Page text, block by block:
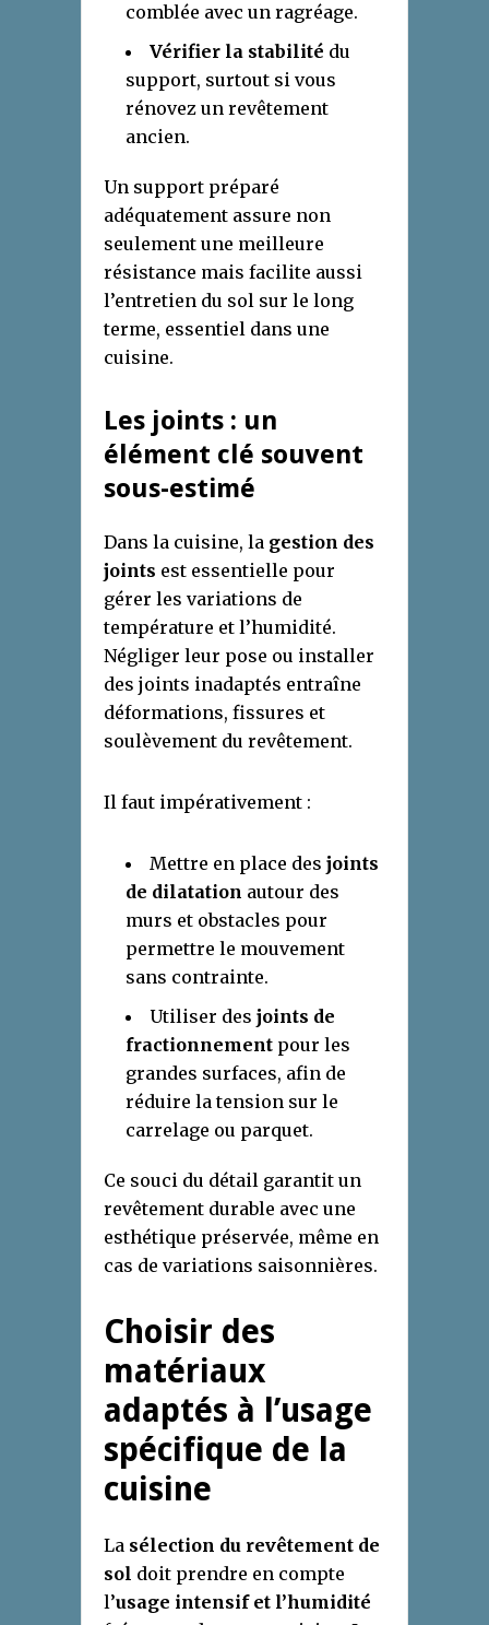
comblée avec un ragréage.
Vérifier la stabilité du
support, surtout si vous
rénovez un revêtement
ancien.
Un support préparé
adéquatement assure non
seulement une meilleure
résistance mais facilite aussi
l’entretien du sol sur le long
terme, essentiel dans une
cuisine.
Les joints : un
élément clé souvent
sous-estimé
Dans la cuisine, la gestion des
joints est essentielle pour
gérer les variations de
température et l’humidité.
Négliger leur pose ou installer
des joints inadaptés entraîne
déformations, fissures et
soulèvement du revêtement.
Il faut impérativement :
Mettre en place des joints
de dilatation autour des
murs et obstacles pour
permettre le mouvement
sans contrainte.
Utiliser des joints de
fractionnement pour les
grandes surfaces, afin de
réduire la tension sur le
carrelage ou parquet.
Ce souci du détail garantit un
revêtement durable avec une
esthétique préservée, même en
cas de variations saisonnières.
Choisir des
matériaux
adaptés à l’usage
spécifique de la
cuisine
La sélection du revêtement de
sol doit prendre en compte
l’usage intensif et l’humidité